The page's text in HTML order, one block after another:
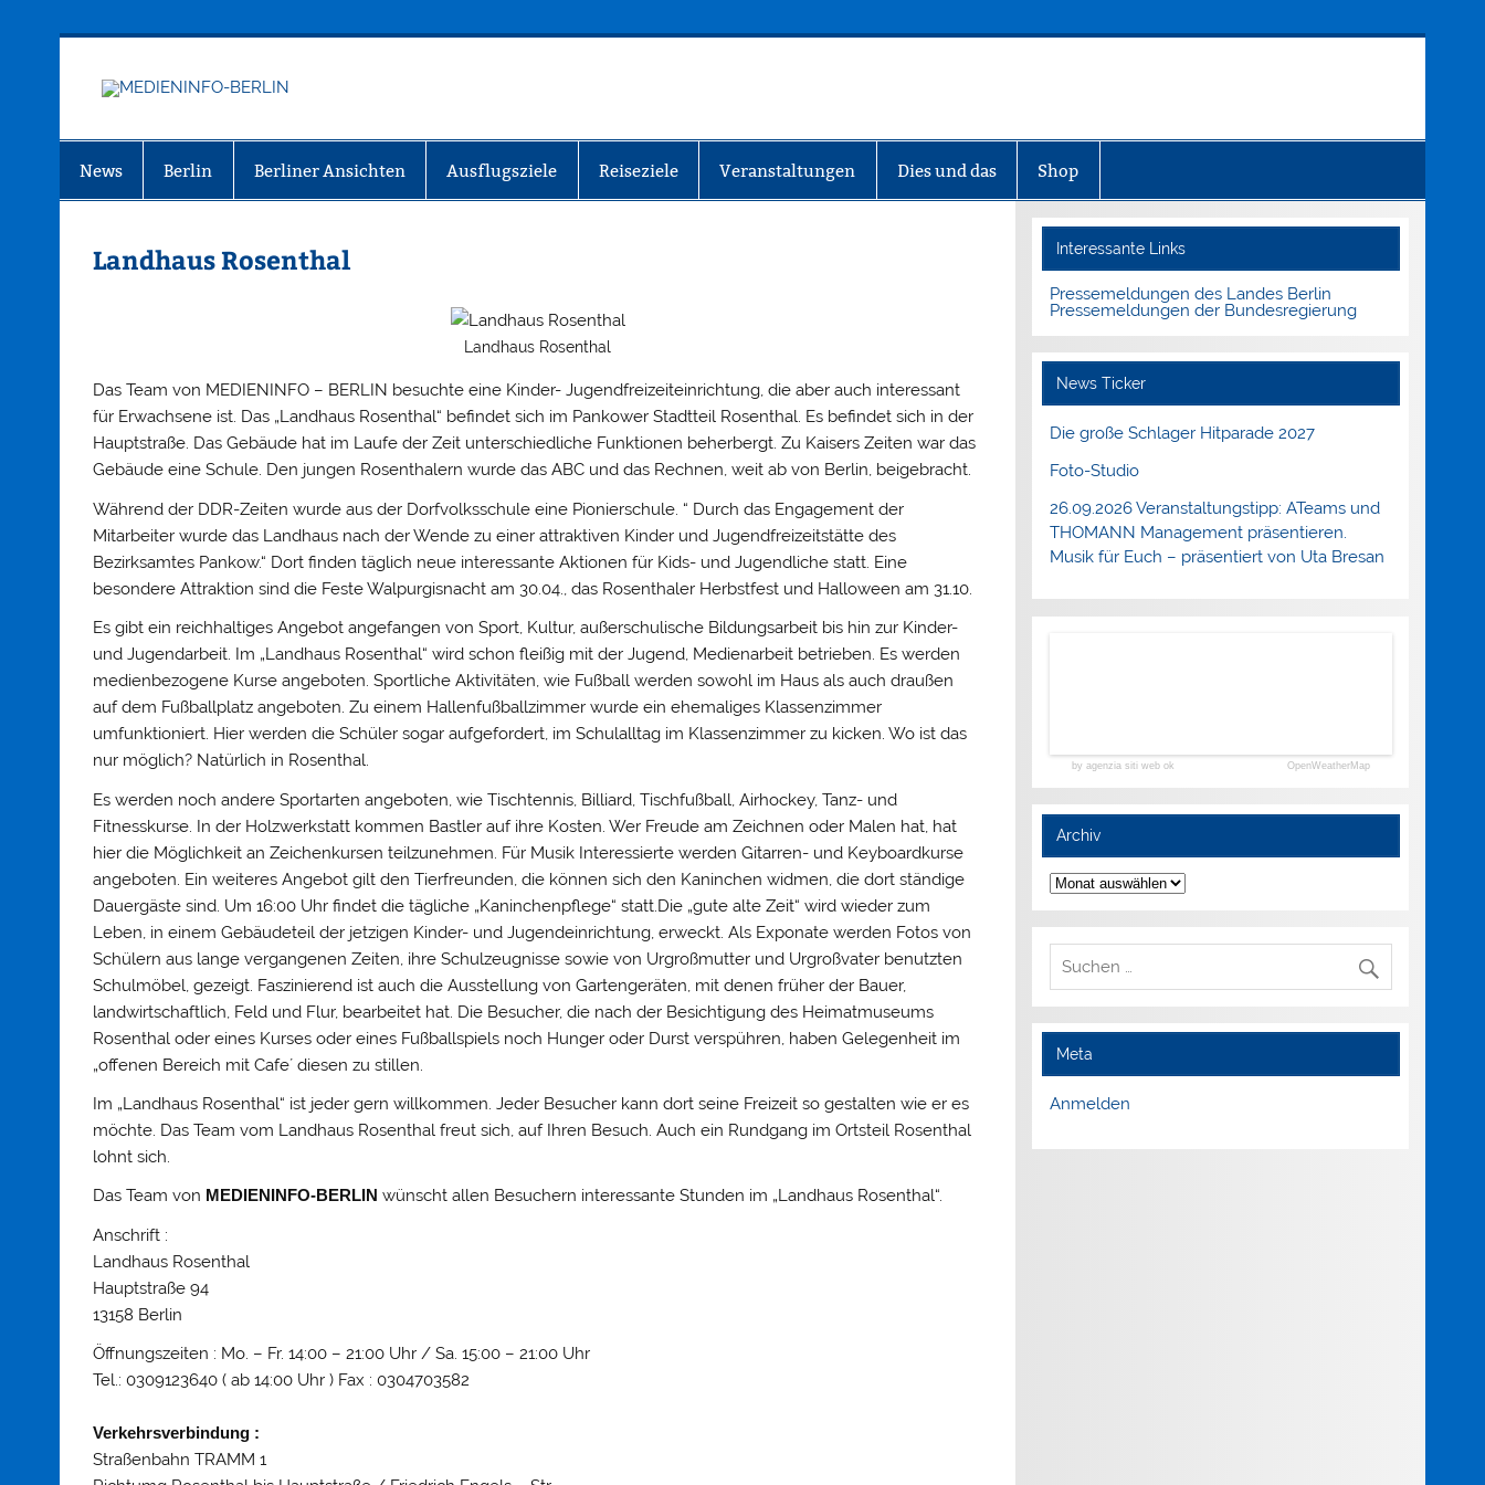
News Berlin Berliner Ansichten Ausflugsziele Reiseziele Veranstaltungen Dies und das Shop
Landhaus Rosenthal
Landhaus Rosenthal
Das Team von MEDIENINFO – BERLIN besuchte eine Kinder- Jugendfreizeiteinrichtung, die aber auch interessant
für Erwachsene ist. Das „Landhaus Rosenthal“ befindet sich im Pankower Stadtteil Rosenthal. Es befindet sich in der
Hauptstraße. Das Gebäude hat im Laufe der Zeit unterschiedliche Funktionen beherbergt. Zu Kaisers Zeiten war das
Gebäude eine Schule. Den jungen Rosenthalern wurde das ABC und das Rechnen, weit ab von Berlin, beigebracht.
Während der DDR-Zeiten wurde aus der Dorfvolksschule eine Pionierschule. “ Durch das Engagement der
Mitarbeiter wurde das Landhaus nach der Wende zu einer attraktiven Kinder und Jugendfreizeitstätte des
Bezirksamtes Pankow.“ Dort finden täglich neue interessante Aktionen für Kids- und Jugendliche statt. Eine
besondere Attraktion sind die Feste Walpurgisnacht am 30.04., das Rosenthaler Herbstfest und Halloween am 31.10.
Es gibt ein reichhaltiges Angebot angefangen von Sport, Kultur, außerschulische Bildungsarbeit bis hin zur Kinder-
und Jugendarbeit. Im „Landhaus Rosenthal“ wird schon fleißig mit der Jugend, Medienarbeit betrieben. Es werden
medienbezogene Kurse angeboten. Sportliche Aktivitäten, wie Fußball werden sowohl im Haus als auch draußen
auf dem Fußballplatz angeboten. Zu einem Hallenfußballzimmer wurde ein ehemaliges Klassenzimmer
umfunktioniert. Hier werden die Schüler sogar aufgefordert, im Schulalltag im Klassenzimmer zu kicken. Wo ist das
nur möglich? Natürlich in Rosenthal.
Es werden noch andere Sportarten angeboten, wie Tischtennis, Billiard, Tischfußball, Airhockey, Tanz- und
Fitnesskurse. In der Holzwerkstatt kommen Bastler auf ihre Kosten. Wer Freude am Zeichnen oder Malen hat, hat
hier die Möglichkeit an Zeichenkursen teilzunehmen. Für Musik Interessierte werden Gitarren- und Keyboardkurse
angeboten. Ein weiteres Angebot gilt den Tierfreunden, die können sich den Kaninchen widmen, die dort ständige
Dauergäste sind. Um 16:00 Uhr findet die tägliche „Kaninchenpflege“ statt.Die „gute alte Zeit“ wird wieder zum
Leben, in einem Gebäudeteil der jetzigen Kinder- und Jugendeinrichtung, erweckt. Als Exponate werden Fotos von
Schülern aus lange vergangenen Zeiten, ihre Schulzeugnisse sowie von Urgroßmutter und Urgroßvater benutzten
Schulmöbel, gezeigt. Faszinierend ist auch die Ausstellung von Gartengeräten, mit denen früher der Bauer,
landwirtschaftlich, Feld und Flur, bearbeitet hat. Die Besucher, die nach der Besichtigung des Heimatmuseums
Rosenthal oder eines Kurses oder eines Fußballspiels noch Hunger oder Durst verspühren, haben Gelegenheit im
„offenen Bereich mit Cafe´ diesen zu stillen.
Im „Landhaus Rosenthal“ ist jeder gern willkommen. Jeder Besucher kann dort seine Freizeit so gestalten wie er es
möchte. Das Team vom Landhaus Rosenthal freut sich, auf Ihren Besuch. Auch ein Rundgang im Ortsteil Rosenthal
lohnt sich.
Das Team von MEDIENINFO-BERLIN wünscht allen Besuchern interessante Stunden im „Landhaus Rosenthal“.
Anschrift :
Landhaus Rosenthal
Hauptstraße 94
13158 Berlin
Öffnungszeiten : Mo. – Fr. 14:00 – 21:00 Uhr / Sa. 15:00 – 21:00 Uhr
Tel.: 0309123640 ( ab 14:00 Uhr ) Fax : 0304703582
Verkehrsverbindung :
Straßenbahn TRAMM 1
Interessante Links
Pressemeldungen des Landes Berlin
Pressemeldungen der Bundesregierung
News Ticker
Die große Schlager Hitparade 2027
Foto-Studio
26.09.2026 Veranstaltungstipp: ATeams und
THOMANN Management präsentieren.
Musik für Euch – präsentiert von Uta Bresan
by agenzia siti web ok OpenWeatherMap
Archiv
Archiv
Meta
Anmelden